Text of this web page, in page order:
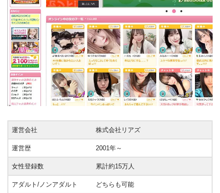
運営会社 株式会社リアズ
運営歴 2001年～
女性登録数 累計約15万人
アダルト/ノンアダルト どちらも可能